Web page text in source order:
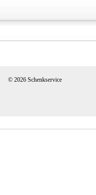
© 2026 Schenkservice